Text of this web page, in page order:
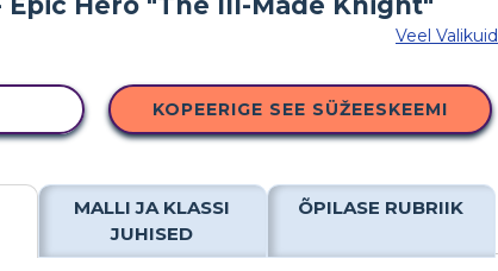
Veel Valikuid
KOPEERIGE SEE SÜŽEESKEEMI
MALLI JA KLASSI
JUHISED
ÕPILASE RUBRIIK